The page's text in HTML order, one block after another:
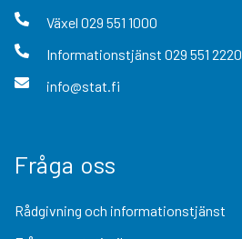
Växel 029 551 1000
Informationstjänst 029 551 2220
info@stat.fi
Fråga oss
Rådgivning och informationstjänst